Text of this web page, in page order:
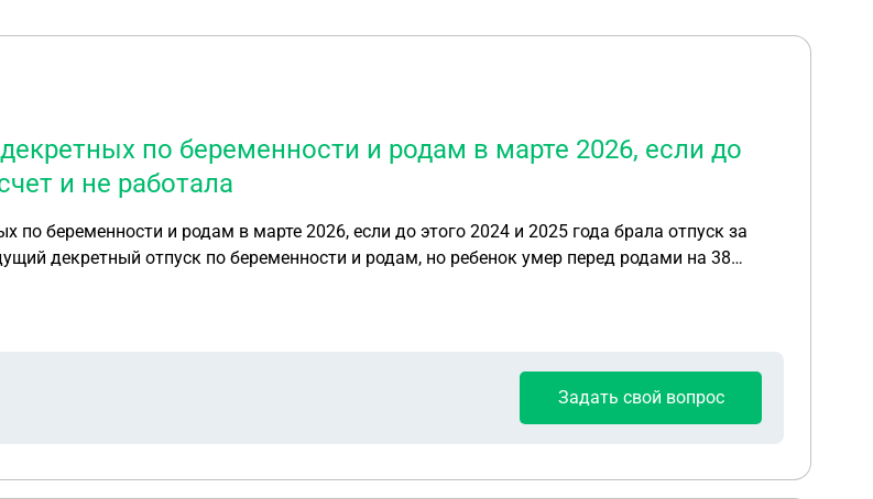
по беременности и родам в марте 2026, если до
и не работала
беременности и родам в марте 2026, если до этого 2024 и 2025 года брала отпуск за
декретный отпуск по беременности и родам, но ребенок умер перед родами на 38
Работать я не вышла, написала бессрочный отпуск за свой счет.
Задать свой вопрос